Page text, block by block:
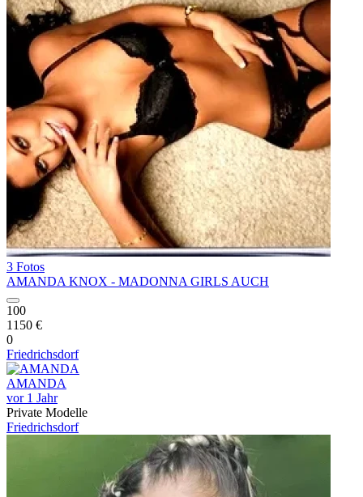
3 Fotos
AMANDA KNOX - MADONNA GIRLS AUCH
100
1150 €
0
Friedrichsdorf
AMANDA
vor 1 Jahr
Private Modelle
Friedrichsdorf